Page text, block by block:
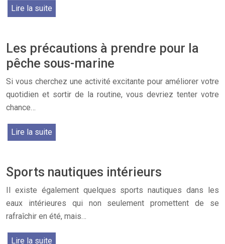
Lire la suite
Les précautions à prendre pour la
pêche sous-marine
Si vous cherchez une activité excitante pour améliorer votre
quotidien et sortir de la routine, vous devriez tenter votre
chance…
Lire la suite
Sports nautiques intérieurs
Il existe également quelques sports nautiques dans les
eaux intérieures qui non seulement promettent de se
rafraîchir en été, mais…
Lire la suite